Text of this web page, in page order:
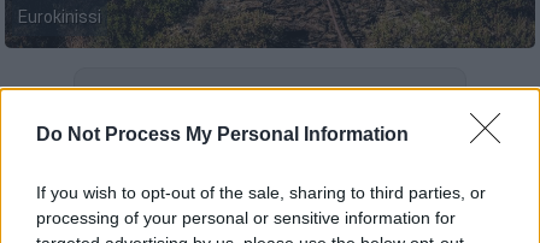
Do Not Process My Personal Information
If you wish to opt-out of the sale, sharing to third parties, or
processing of your personal or sensitive information for
Eurokinissi
Προσθέστε το ΕΘΝΟΣ στη Google
κινδύνου 4) προβλέπεται σήμερα, Τετάρτη
(26/6) σε διάφορες περιοχές της χώρας,